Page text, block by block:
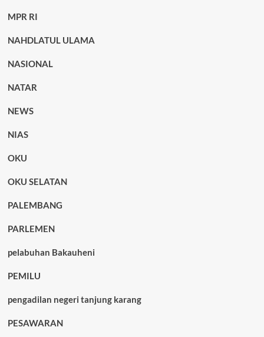
MPR RI
NAHDLATUL ULAMA
NASIONAL
NATAR
NEWS
NIAS
OKU
OKU SELATAN
PALEMBANG
PARLEMEN
pelabuhan Bakauheni
PEMILU
pengadilan negeri tanjung karang
PESAWARAN